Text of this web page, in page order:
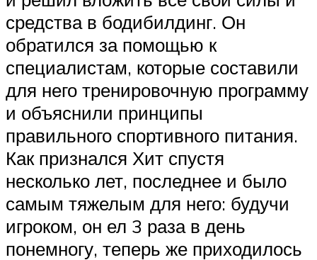
средства в бодибилдинг. Он
обратился за помощью к
специалистам, которые составили
для него тренировочную программу
и объяснили принципы
правильного спортивного питания.
Как признался Хит спустя
несколько лет, последнее и было
самым тяжелым для него: будучи
игроком, он ел 3 раза в день
понемногу, теперь же приходилось